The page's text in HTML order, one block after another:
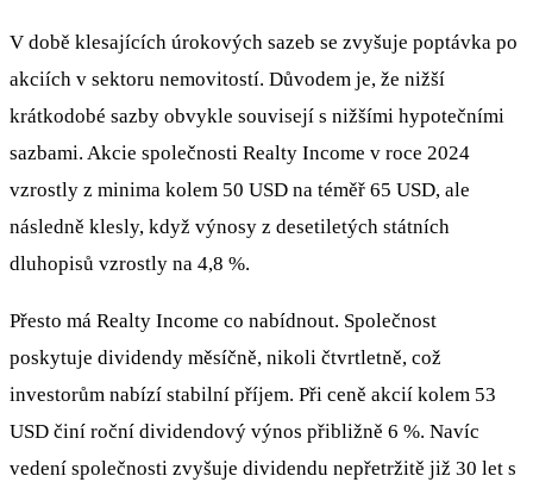
V době klesajících úrokových sazeb se zvyšuje poptávka po
akciích v sektoru nemovitostí. Důvodem je, že nižší
krátkodobé sazby obvykle souvisejí s nižšími hypotečními
sazbami. Akcie společnosti Realty Income v roce 2024
vzrostly z minima kolem 50 USD na téměř 65 USD, ale
následně klesly, když výnosy z desetiletých státních
dluhopisů vzrostly na 4,8 %.
Přesto má Realty Income co nabídnout. Společnost
poskytuje dividendy měsíčně, nikoli čtvrtletně, což
investorům nabízí stabilní příjem. Při ceně akcií kolem 53
USD činí roční dividendový výnos přibližně 6 %. Navíc
vedení společnosti zvyšuje dividendu nepřetržitě již 30 let s